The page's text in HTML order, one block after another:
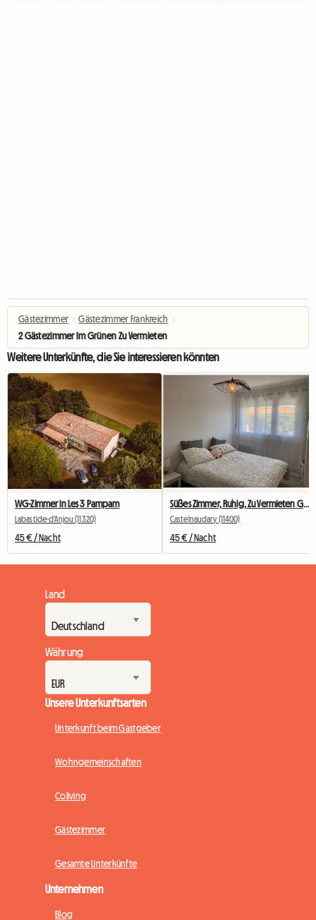
Gästezimmer › Gästezimmer Frankreich ›
2 Gästezimmer Im Grünen Zu Vermieten
Weitere Unterkünfte, die Sie interessieren könnten
WG-Zimmer in Les 3 Pampam
Labastide-d'Anjou (11320)
45 € / Nacht
Süßes Zimmer, Ruhig, Zu Vermieten Gastfamilie, Stadtzentrum
Castelnaudary (11400)
45 € / Nacht
Land
Währung
Unsere Unterkunftsarten
Unterkunft beim Gastgeber
Wohngemeinschaften
Coliving
Gästezimmer
Gesamte Unterkünfte
Unternehmen
Blog